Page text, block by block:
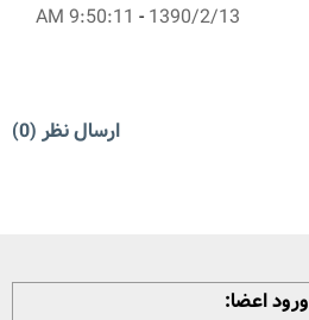
1390/2/13
-
9:50:11 AM
ارسال نظر (0)
ورود اعضا: